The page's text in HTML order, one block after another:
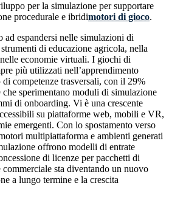
per la simulazione per supportare
procedurale e ibridimotori di gioco.
espandersi nelle simulazioni di
di educazione agricola, nella
economie virtuali. I giochi di
più utilizzati nell’apprendimento
competenze trasversali, con il 29%
sperimentano moduli di simulazione
di onboarding. Vi è una crescente
su piattaforme web, mobili e VR,
emergenti. Con lo spostamento verso
multipiattaforma e ambienti generati
offrono modelli di entrate
di licenze per pacchetti di
commerciale sta diventando un nuovo
a lungo termine e la crescita